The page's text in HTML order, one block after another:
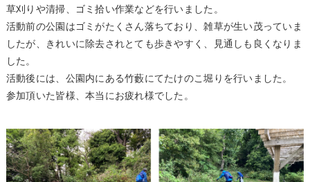
草刈りや清掃、ゴミ拾い作業などを行いました。
活動前の公園はゴミがたくさん落ちており、雑草が生い茂っていま
したが、きれいに除去されとても歩きやすく、見通しも良くなりま
した。
活動後には、公園内にある竹藪にてたけのこ堀りを行いました。
参加頂いた皆様、本当にお疲れ様でした。